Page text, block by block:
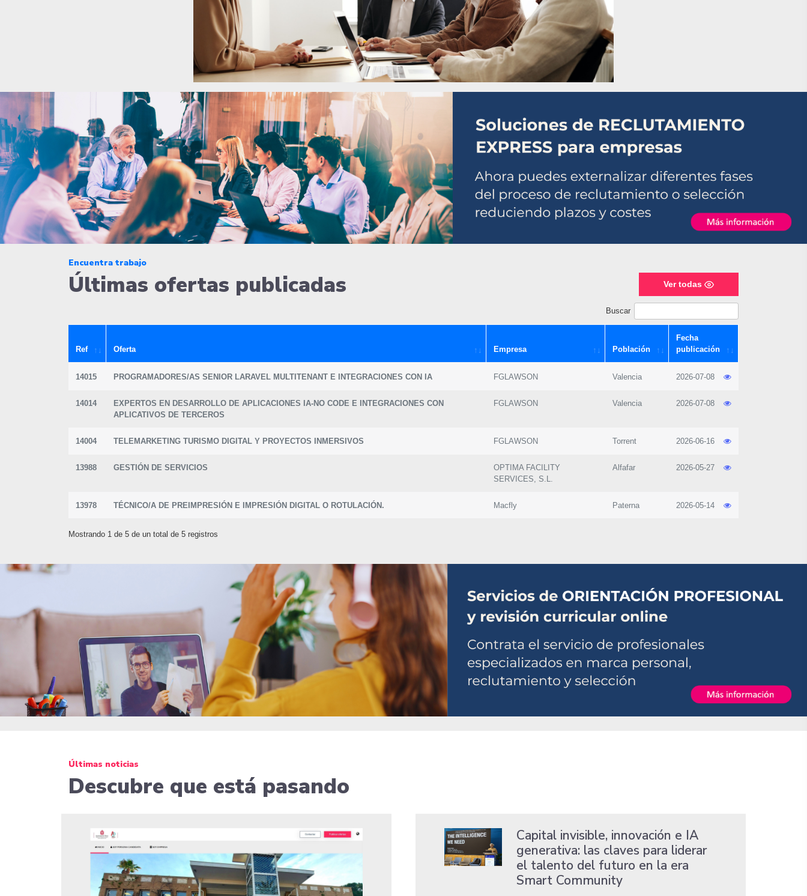
Encuentra trabajo
Últimas ofertas publicadas Ver todas
Buscar
Ref Oferta Empresa Población
Fecha
publicación
14015 PROGRAMADORES/AS SENIOR LARAVEL MULTITENANT E INTEGRACIONES CON IA FGLAWSON Valencia 2026-07-08
14014
EXPERTOS EN DESARROLLO DE APLICACIONES IA-NO CODE E INTEGRACIONES CON
APLICATIVOS DE TERCEROS
FGLAWSON Valencia 2026-07-08
14004 TELEMARKETING TURISMO DIGITAL Y PROYECTOS INMERSIVOS FGLAWSON Torrent 2026-06-16
13988 GESTIÓN DE SERVICIOS
OPTIMA FACILITY
SERVICES, S.L.
Alfafar 2026-05-27
13978 TÉCNICO/A DE PREIMPRESIÓN E IMPRESIÓN DIGITAL O ROTULACIÓN. Macfly Paterna 2026-05-14
Mostrando 1 de 5 de un total de 5 registros
Últimas noticias
Descubre que está pasando
Capital invisible, innovación e IA
generativa: las claves para liderar
el talento del futuro en la era
Smart Community